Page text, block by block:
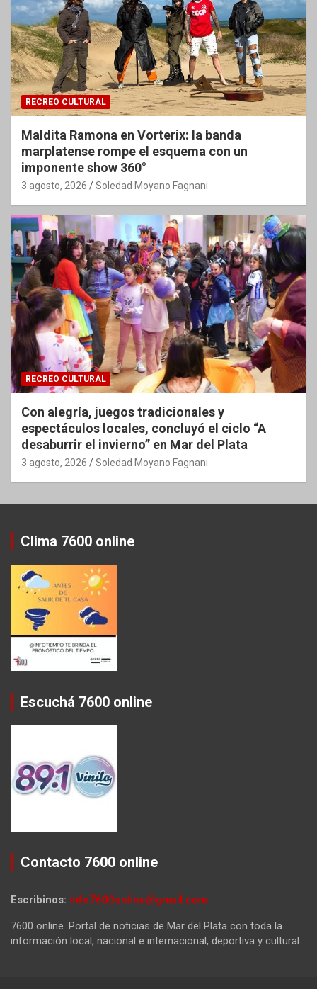
RECREO CULTURAL
Maldita Ramona en Vorterix: la banda
marplatense rompe el esquema con un
imponente show 360°
3 agosto, 2026 Soledad Moyano Fagnani
RECREO CULTURAL
Con alegría, juegos tradicionales y
espectáculos locales, concluyó el ciclo “A
desaburrir el invierno” en Mar del Plata
3 agosto, 2026 Soledad Moyano Fagnani
Clima 7600 online
Escuchá 7600 online
Contacto 7600 online
Escribinos: info7600online@gmail.com
7600 online. Portal de noticias de Mar del Plata con toda la
información local, nacional e internacional, deportiva y cultural.